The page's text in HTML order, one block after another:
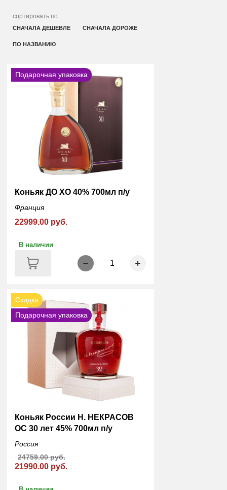
сортировать по:
СНАЧАЛА ДЕШЕВЛЕ СНАЧАЛА ДОРОЖЕ
ПО НАЗВАНИЮ
Подарочная упаковка
Коньяк ДО ХО 40% 700мл п/у
Франция
22999.00 руб.
В наличии
1
Скидка
Подарочная упаковка
Коньяк России Н. НЕКРАСОВ
ОС 30 лет 45% 700мл п/у
Россия
21990.00 руб.
24759.00 руб.